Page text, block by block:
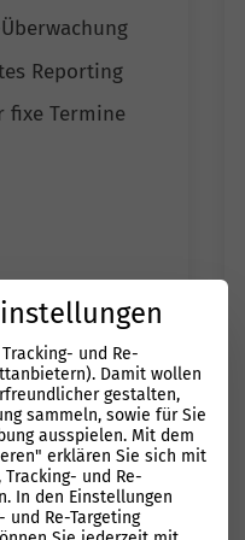
Reporting
fixe Termine
€*
August
und Re-
Damit wollen
gestalten,
sammeln, sowie für Sie
ausspielen. Mit dem
erklären Sie sich mit
Tracking- und Re-
In den Einstellungen
und Re-Targeting